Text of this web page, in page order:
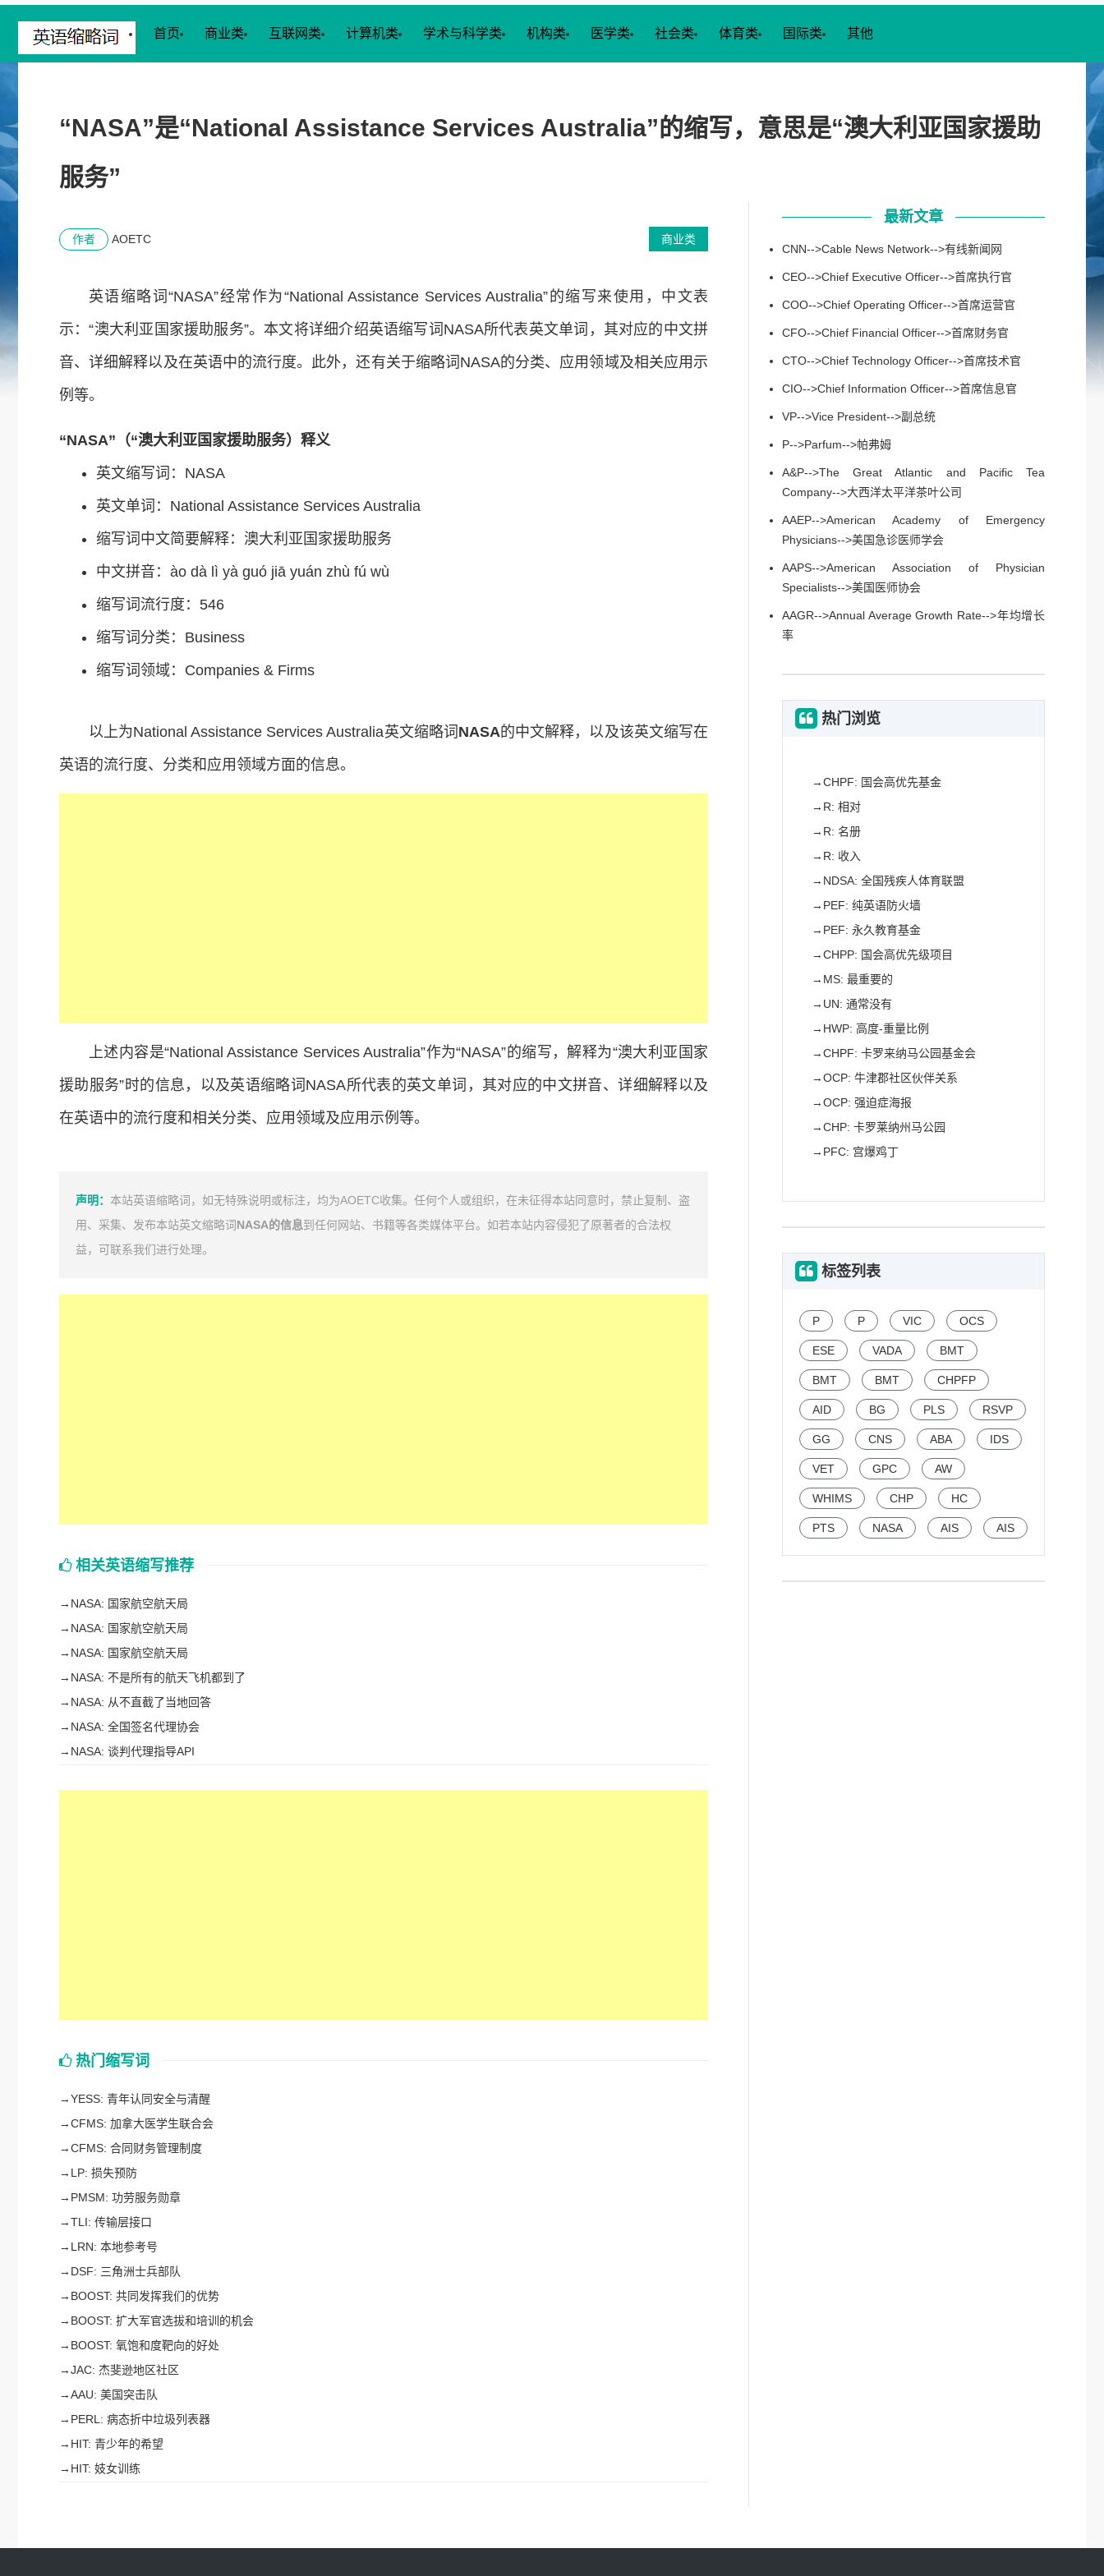
首页 商业类 互联网类 计算机类 学术与科学类 机构类 医学类 社会类 体育类 国际类 其他
“NASA”是“National Assistance Services Australia”的缩写，意思是“澳大利亚国家援助
服务”
商业类
作者 AOETC
英语缩略词“NASA”经常作为“National Assistance Services Australia”的缩写来使用，中文表
示：“澳大利亚国家援助服务”。本文将详细介绍英语缩写词NASA所代表英文单词，其对应的中文拼
音、详细解释以及在英语中的流行度。此外，还有关于缩略词NASA的分类、应用领域及相关应用示
例等。
“NASA”（“澳大利亚国家援助服务）释义
英文缩写词：NASA
英文单词：National Assistance Services Australia
缩写词中文简要解释：澳大利亚国家援助服务
中文拼音：ào dà lì yà guó jiā yuán zhù fú wù
缩写词流行度：546
缩写词分类：Business
缩写词领域：Companies & Firms
以上为National Assistance Services Australia英文缩略词 NASA的中文解释，以及该英文缩写在
英语的流行度、分类和应用领域方面的信息。
上述内容是“National Assistance Services Australia”作为“NASA”的缩写，解释为“澳大利亚国家
援助服务”时的信息，以及英语缩略词NASA所代表的英文单词，其对应的中文拼音、详细解释以及
在英语中的流行度和相关分类、应用领域及应用示例等。
声明： 本站英语缩略词，如无特殊说明或标注，均为AOETC收集。任何个人或组织，在未征得本站同意时，禁止复制、盗
用、采集、发布本站英文缩略词NASA的信息到任何网站、书籍等各类媒体平台。如若本站内容侵犯了原著者的合法权
益，可联系我们进行处理。
相关英语缩写推荐
→ NASA: 国家航空航天局
→ NASA: 国家航空航天局
→ NASA: 国家航空航天局
→ NASA: 不是所有的航天飞机都到了
→ NASA: 从不直截了当地回答
→ NASA: 全国签名代理协会
→ NASA: 谈判代理指导API
热门缩写词
→YESS: 青年认同安全与清醒
→CFMS: 加拿大医学生联合会
→CFMS: 合同财务管理制度
→ LP: 损失预防
→ PMSM: 功劳服务勋章
→TLI: 传输层接口
→ LRN: 本地参考号
→ DSF: 三角洲士兵部队
→ BOOST: 共同发挥我们的优势
→ BOOST: 扩大军官选拔和培训的机会
→ BOOST: 氧饱和度靶向的好处
→JAC: 杰斐逊地区社区
→AAU: 美国突击队
→ PERL: 病态折中垃圾列表器
→ HIT: 青少年的希望
→ HIT: 妓女训练
最新文章
CNN-->Cable News Network-->有线新闻网
CEO-->Chief Executive Officer-->首席执行官
COO-->Chief Operating Officer-->首席运营官
CFO-->Chief Financial Officer-->首席财务官
CTO-->Chief Technology Officer-->首席技术官
CIO-->Chief Information Officer-->首席信息官
VP-->Vice President-->副总统
P-->Parfum-->帕弗姆
A&P-->The Great Atlantic and Pacific Tea
Company-->大西洋太平洋茶叶公司
AAEP-->American Academy of Emergency
Physicians-->美国急诊医师学会
AAPS-->American Association of Physician
Specialists-->美国医师协会
AAGR-->Annual Average Growth Rate-->年均增长
率
热门浏览
→CHPF: 国会高优先基金
→ R: 相对
→ R: 名册
→ R: 收入
→ NDSA: 全国残疾人体育联盟
→ PEF: 纯英语防火墙
→ PEF: 永久教育基金
→CHPP: 国会高优先级项目
→ MS: 最重要的
→ UN: 通常没有
→ HWP: 高度-重量比例
→CHPF: 卡罗来纳马公园基金会
→OCP: 牛津郡社区伙伴关系
→OCP: 强迫症海报
→CHP: 卡罗莱纳州马公园
→ PFC: 宫爆鸡丁
标签列表
P P VIC OCS
ESE VADA BMT
BMT BMT CHPFP
AID BG PLS RSVP
GG CNS ABA IDS
VET GPC AW
WHIMS CHP HC
PTS NASA AIS AIS